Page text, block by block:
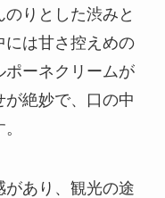
りとした渋みと
には甘さ控えめの
ポーネクリームが
が絶妙で、口の中
あり、観光の途